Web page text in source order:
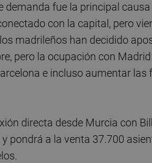
demanda fue la principal
con la capital, pero
madrileños han decidido
pero la ocupación con Madrid
e incluso aumentar
directa desde Murcia con
pondrá a la venta 37.700